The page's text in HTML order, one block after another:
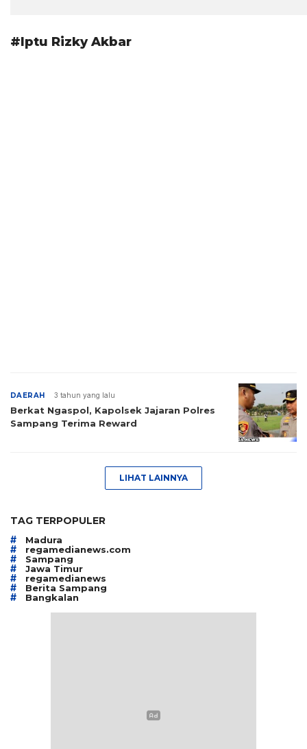
#Iptu Rizky Akbar
DAERAH 3 tahun yang lalu
Berkat Ngaspol, Kapolsek Jajaran Polres
Sampang Terima Reward
LIHAT LAINNYA
TAG TERPOPULER
# Madura
# regamedianews.com
# Sampang
# Jawa Timur
# regamedianews
# Berita Sampang
# Bangkalan